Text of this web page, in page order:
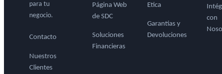
para tu
negocio.
Contacto
Nuestros
Clientes
Página Web
de SDC
Soluciones
Financieras
Etica
Garantías y
Devoluciones
con